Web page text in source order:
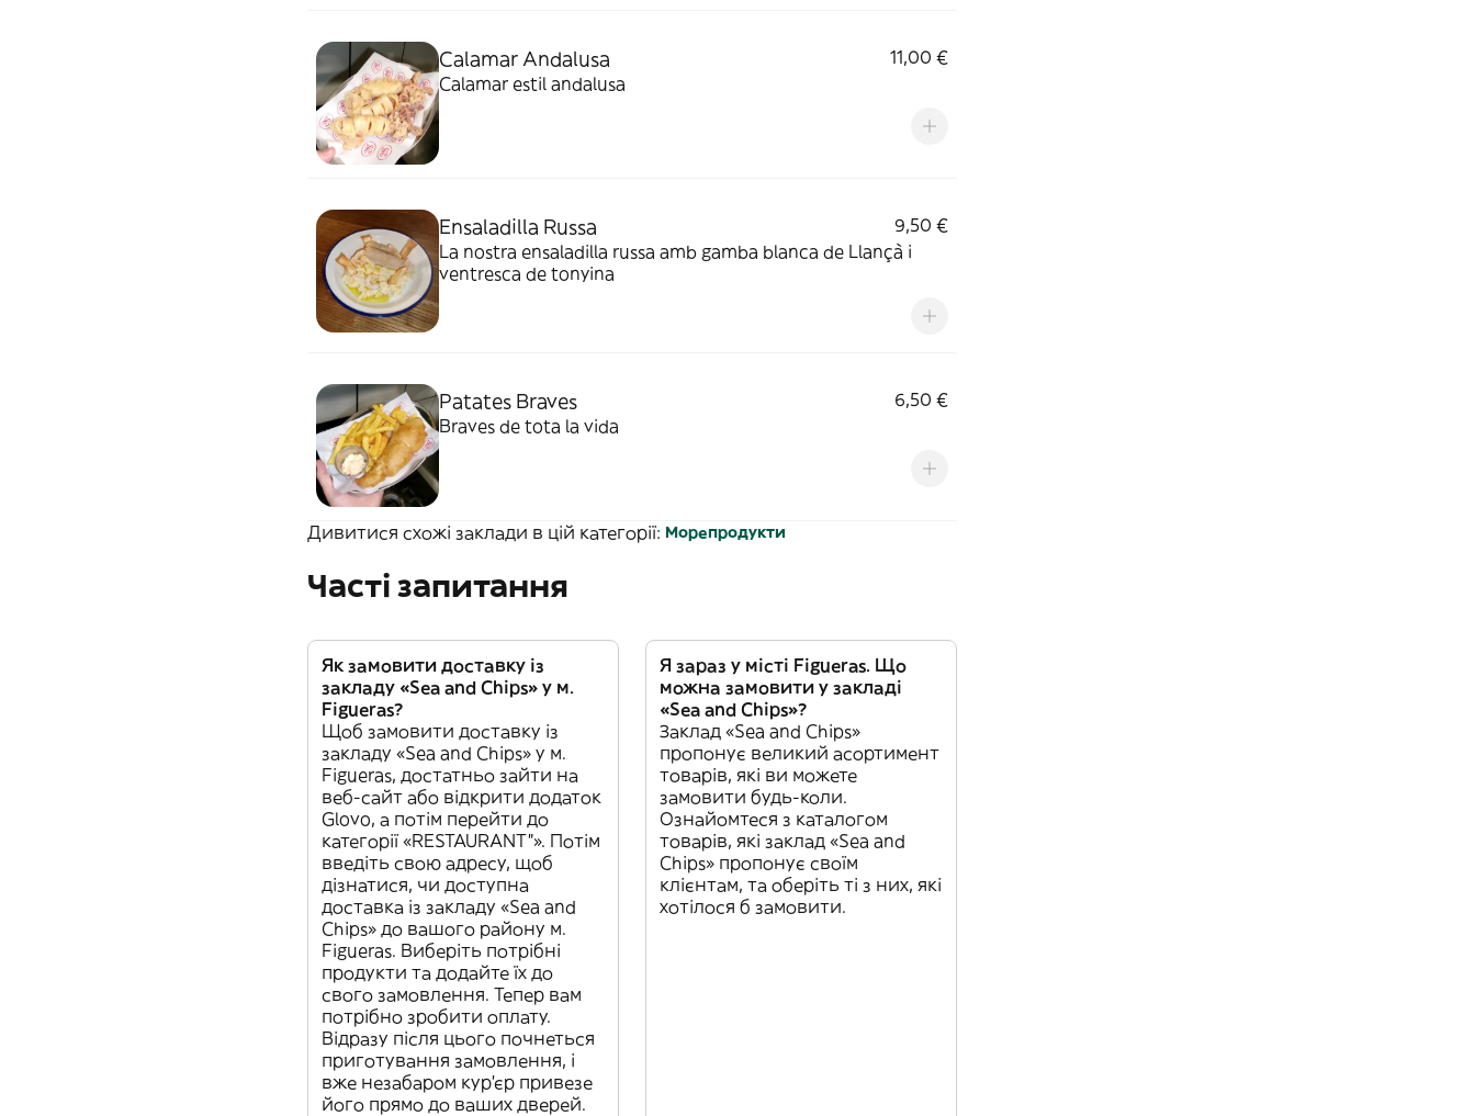
Calamar Andalusa
11,00 €
Calamar estil andalusa
Ensaladilla Russa
9,50 €
La nostra ensaladilla russa amb gamba blanca de Llançà i
ventresca de tonyina
Patates Braves
6,50 €
Braves de tota la vida
Дивитися схожі заклади в цій категорії: Морепродукти
Часті запитання
Як замовити доставку із
закладу «Sea and Chips» у м.
Figueras?
Щоб замовити доставку із
закладу «Sea and Chips» у м.
Figueras, достатньо зайти на
веб-сайт або відкрити додаток
Glovo, а потім перейти до
категорії «RESTAURANT”». Потім
введіть свою адресу, щоб
дізнатися, чи доступна
доставка із закладу «Sea and
Chips» до вашого району м.
Figueras. Виберіть потрібні
продукти та додайте їх до
свого замовлення. Тепер вам
потрібно зробити оплату.
Відразу після цього почнеться
приготування замовлення, і
вже незабаром кур'єр привезе
його прямо до ваших дверей.
Я зараз у місті Figueras. Що
можна замовити у закладі
«Sea and Chips»?
Заклад «Sea and Chips»
пропонує великий асортимент
товарів, які ви можете
замовити будь-коли.
Ознайомтеся з каталогом
товарів, які заклад «Sea and
Chips» пропонує своїм
клієнтам, та оберіть ті з них, які
хотілося б замовити.